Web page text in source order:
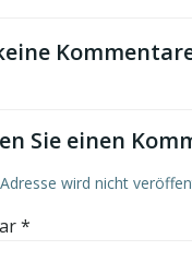
Sie einen
wird nicht
*